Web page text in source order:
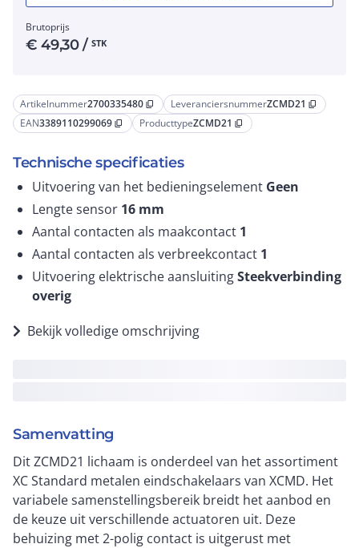
Artikelnummer2700335480 content_copy LeveranciersnummerZCMD21 content_copy
EAN3389110299069 content_copy ProducttypeZCMD21 content_copy
Technische specificaties
Uitvoering van het bedieningselement Geen
Lengte sensor 16 mm
Aantal contacten als maakcontact 1
Aantal contacten als verbreekcontact 1
Uitvoering elektrische aansluitingSteekverbinding
overig
Bekijk volledige omschrijving
Samenvatting
Dit ZCMD21 lichaam is onderdeel van het assortiment
XC Standard metalen eindschakelaars van XCMD. Het
variabele samenstellingsbereik breidt het aanbod en
de keuze uit verschillende actuatoren uit. Deze
behuizing met 2-polig contact is uitgerust met
Brutoprijs
€49,30/ STK